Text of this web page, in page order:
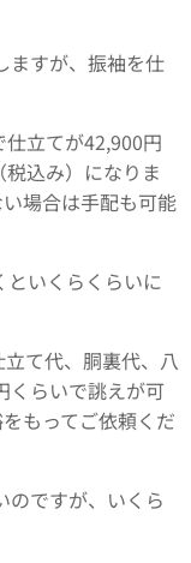
すが、振袖を仕
立てが42,900円
税込み）になりま
場合は手配も可能
いくらくらいに
て代、胴裏代、八
くらいで誂えが可
もってご依頼くだ
ですが、いくら